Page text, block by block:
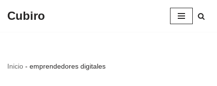
Cubiro
Inicio - emprendedores digitales